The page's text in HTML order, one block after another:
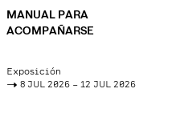
MANUAL PARA
ACOMPAÑARSE
Exposición
-> 8 JUL 2026 – 12 JUL 2026